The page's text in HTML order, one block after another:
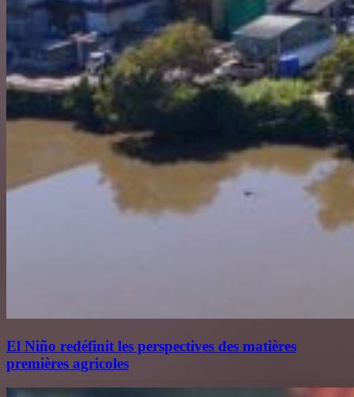
El Niño redéfinit les perspectives des matières
premières agricoles